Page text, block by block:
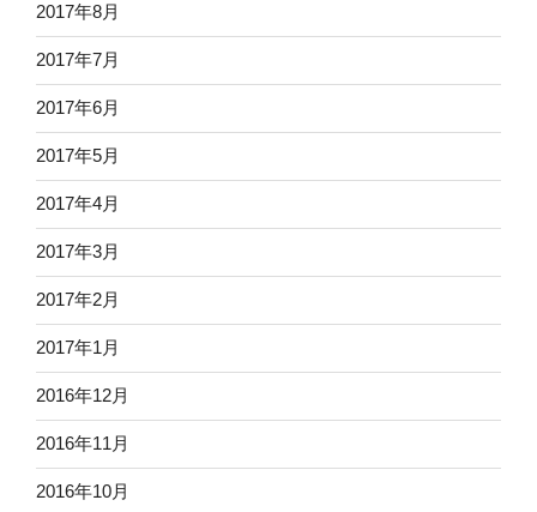
2017年8月
2017年7月
2017年6月
2017年5月
2017年4月
2017年3月
2017年2月
2017年1月
2016年12月
2016年11月
2016年10月